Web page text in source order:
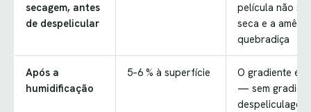
secagem, antes
de despelicular
película não
seca e a
quebradiça
Após a
humidificação
5–6 % à superfície
O gradiente é
— sem